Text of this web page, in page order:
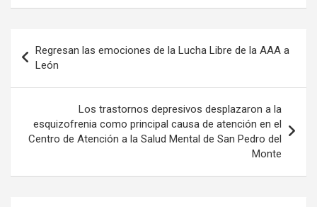
de
entradas
Regresan las emociones de la Lucha Libre de la AAA a
León
Los trastornos depresivos desplazaron a la
esquizofrenia como principal causa de atención en el
Centro de Atención a la Salud Mental de San Pedro del
Monte